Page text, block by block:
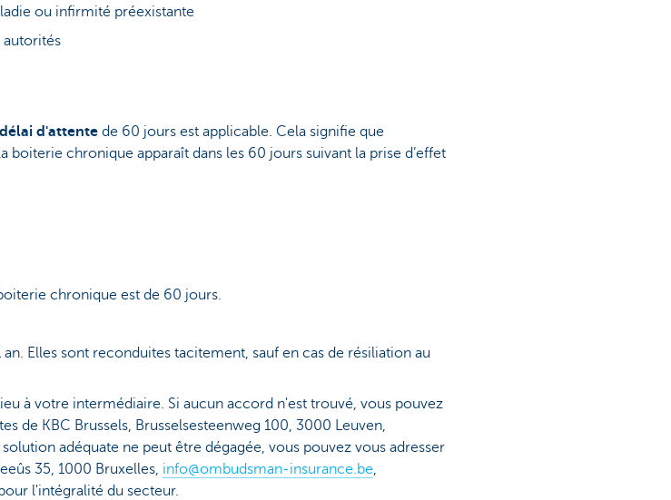
ou infirmité préexistante
autorités
délai d'attente de 60 jours est applicable. Cela signifie que
boiterie chronique apparaît dans les 60 jours suivant la prise d’effet
chronique est de 60 jours.
Elles sont reconduites tacitement, sauf en cas de résiliation au
à votre intermédiaire. Si aucun accord n'est trouvé, vous pouvez
de KBC Brussels, Brusselsesteenweg 100, 3000 Leuven,
adéquate ne peut être dégagée, vous pouvez vous adresser
35, 1000 Bruxelles, info@ombudsman-insurance.be,
l'intégralité du secteur.